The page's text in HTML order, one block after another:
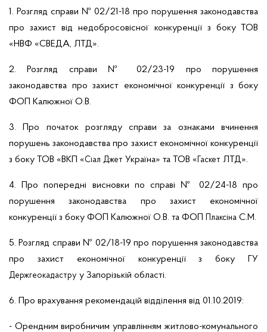
1. Розгляд справи № 02/21-18 про порушення законодавства
про захист від недобросовісної конкуренції з боку
ТОВ
«НВФ «СВЕДА, ЛТД».
2. Розгляд справи № 02/23-19 про порушення
законодавства про захист економічної конкуренції з боку
ФОП Калюжної О.В.
3. Про початок розгляду справи за ознаками вчинення
порушень законодавства про захист економічної конкуренції
з боку ТОВ «ВКП «Сіал Джет Україна» та ТОВ «Гаскет ЛТД».
4. Про попередні висновки по справі № 02/24-18 про
порушення законодавства про захист економічної
конкуренції з боку ФОП Калюжної О.В. та ФОП Плаксіна С.М.
5. Розгляд справи № 02/18-19 про порушення законодавства
про захист економічної конкуренції з боку ГУ
Держгеокадастру у Запорізькій області.
6. Про врахування рекомендацій відділення від 01.10.2019:
- Орендним виробничим управлінням житлово-комунального